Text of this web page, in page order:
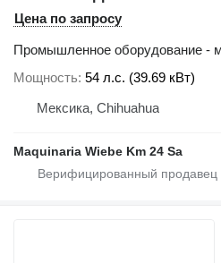
Цена по запросу
Промышленное оборудование -
Мощность 54 л.с. (39.69 кВт)
Мексика, Chihuahua
Maquinaria Wiebe Km 24 Sa